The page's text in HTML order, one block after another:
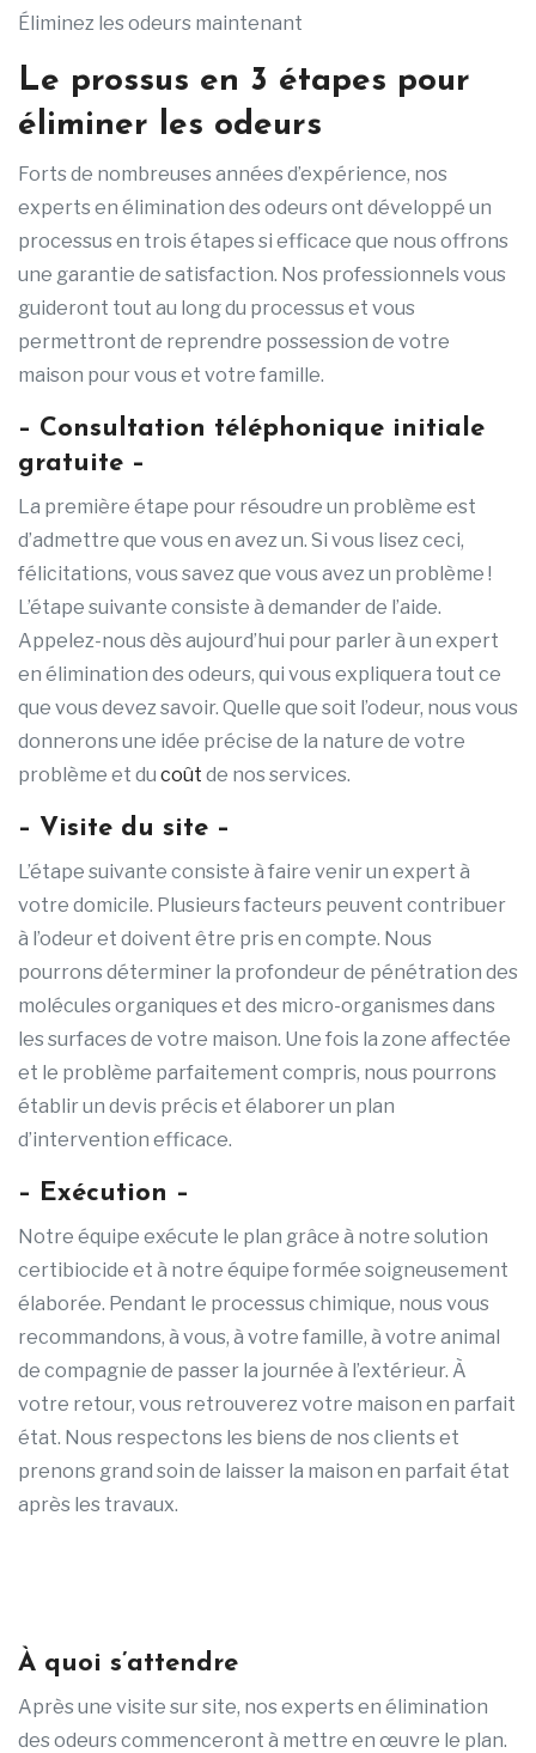
Éliminez les odeurs maintenant
Le prossus en 3 étapes pour
éliminer les odeurs
Forts de nombreuses années d’expérience, nos
experts en élimination des odeurs ont développé un
processus en trois étapes si efficace que nous offrons
une garantie de satisfaction. Nos professionnels vous
guideront tout au long du processus et vous
permettront de reprendre possession de votre
maison pour vous et votre famille.
– Consultation téléphonique initiale
gratuite –
La première étape pour résoudre un problème est
d’admettre que vous en avez un. Si vous lisez ceci,
félicitations, vous savez que vous avez un problème !
L’étape suivante consiste à demander de l’aide.
Appelez-nous dès aujourd’hui pour parler à un expert
en élimination des odeurs, qui vous expliquera tout ce
que vous devez savoir. Quelle que soit l’odeur, nous vous
donnerons une idée précise de la nature de votre
problème et du coût de nos services.
– Visite du site –
L’étape suivante consiste à faire venir un expert à
votre domicile. Plusieurs facteurs peuvent contribuer
à l’odeur et doivent être pris en compte. Nous
pourrons déterminer la profondeur de pénétration des
molécules organiques et des micro-organismes dans
les surfaces de votre maison. Une fois la zone affectée
et le problème parfaitement compris, nous pourrons
établir un devis précis et élaborer un plan
d’intervention efficace.
– Exécution –
Notre équipe exécute le plan grâce à notre solution
certibiocide et à notre équipe formée soigneusement
élaborée. Pendant le processus chimique, nous vous
recommandons, à vous, à votre famille, à votre animal
de compagnie de passer la journée à l’extérieur. À
votre retour, vous retrouverez votre maison en parfait
état. Nous respectons les biens de nos clients et
prenons grand soin de laisser la maison en parfait état
après les travaux.
À quoi s’attendre
Après une visite sur site, nos experts en élimination
des odeurs commenceront à mettre en œuvre le plan.